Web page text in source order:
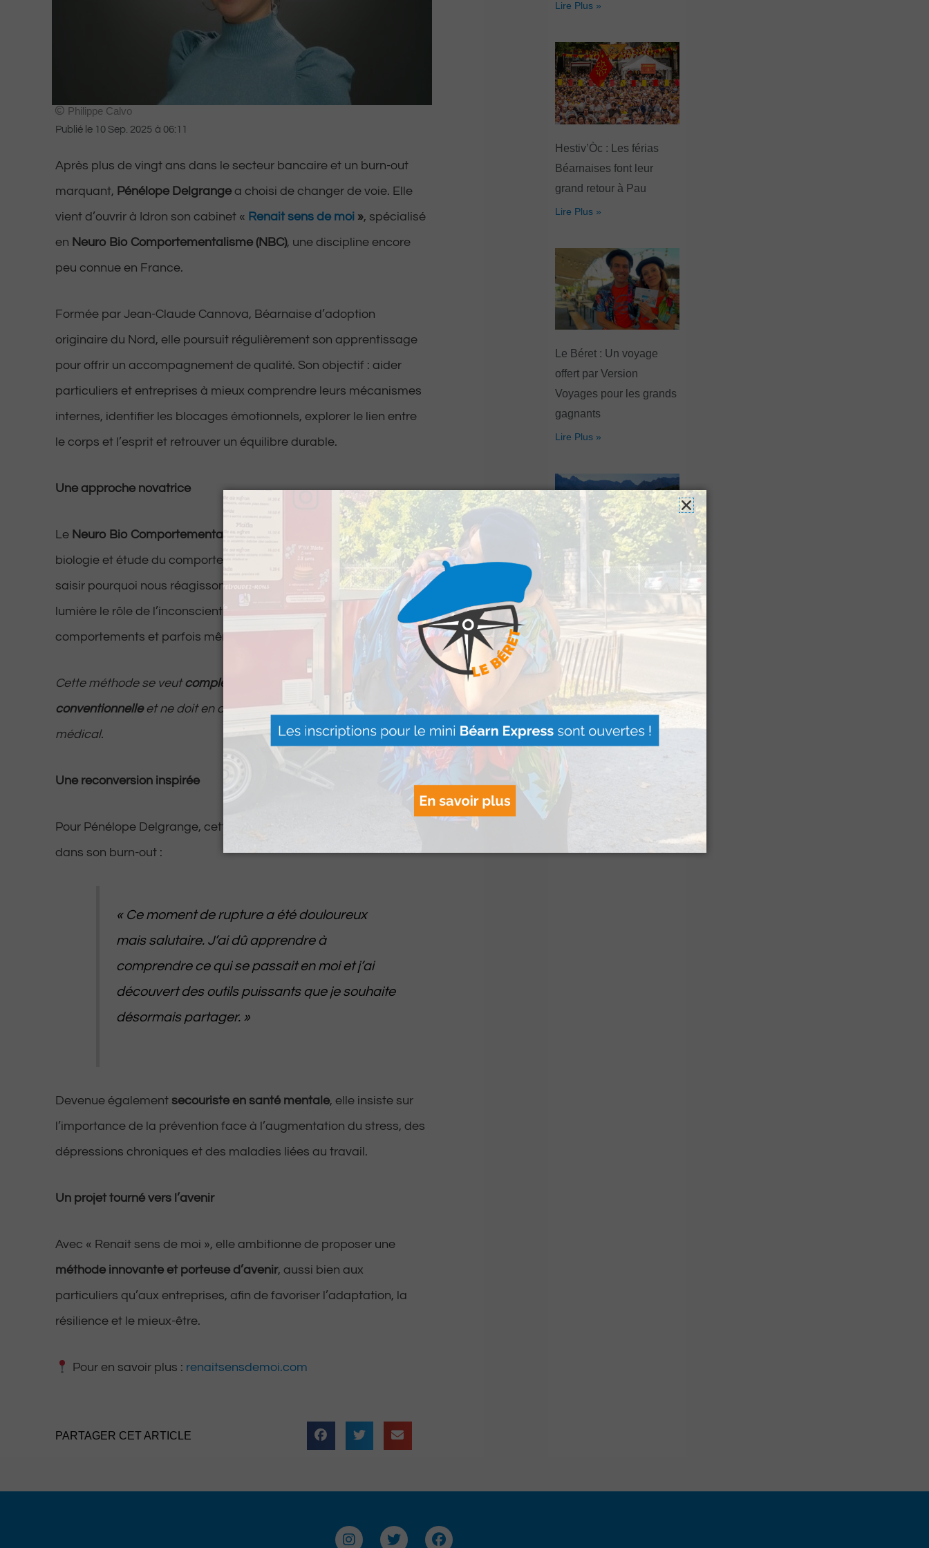
Philippe Calvo
Publié le 10 Sep. 2025 à 06:11
Après plus de vingt ans dans le secteur bancaire et un burn-out
marquant, Pénélope Delgrange a choisi de changer de voie. Elle
vient d’ouvrir à Idron son cabinet « Renait sens de moi », spécialisé
en Neuro Bio Comportementalisme (NBC), une discipline encore
peu connue en France.
Formée par Jean-Claude Cannova, Béarnaise d’adoption
originaire du Nord, elle poursuit régulièrement son apprentissage
pour offrir un accompagnement de qualité. Son objectif : aider
particuliers et entreprises à mieux comprendre leurs mécanismes
internes, identifier les blocages émotionnels, explorer le lien entre
le corps et l’esprit et retrouver un équilibre durable.
Une approche novatrice
Le Neuro Bio Comportementalisme
associe neurosciences,
biologie et étude du comportement humain. Il permet de mieux
saisir pourquoi nous réagissons comme nous le faisons et met en
lumière le rôle de l’inconscient dans nos émotions, nos
comportements et parfois même nos maladies.
Cette méthode se veutcomplémentaire à la médecine
conventionnelleet ne doit en aucun cas remplacer un suivi
médical.
Une reconversion inspirée
Pour Pénélope Delgrange, cette reconversion trouve son origine
dans son burn-out :
« Ce moment de rupture a été douloureux
mais salutaire. J’ai dû apprendre à
comprendre ce qui se passait en moi et j’ai
découvert des outils puissants que je souhaite
désormais partager. »
Devenue également secouriste en santé mentale, elle insiste sur
l’importance de la prévention face à l’augmentation du stress, des
dépressions chroniques et des maladies liées au travail.
Un projet tourné vers l’avenir
Avec « Renait sens de moi », elle ambitionne de proposer une
méthode innovante et porteuse d’avenir, aussi bien aux
particuliers qu’aux entreprises, afin de favoriser l’adaptation, la
résilience et le mieux-être.
Pour en savoir plus : renaitsensdemoi.com
PARTAGER CET ARTICLE
Lire Plus »
Hestiv’Òc : Les férias
Béarnaises font leur
grand retour à Pau
Lire Plus »
Le Béret : Un voyage
offert par Version
Voyages pour les grands
gagnants
Lire Plus »
Artouste : Le Festival
Image Montagne
s’installe à la Sagette
Lire Plus »
I
T
F